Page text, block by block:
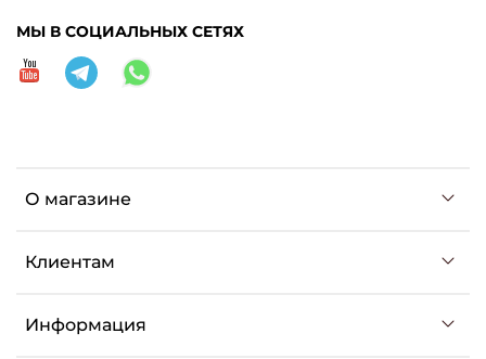
О магазине
Клиентам
Информация
МЫ В СОЦИАЛЬНЫХ СЕТЯХ